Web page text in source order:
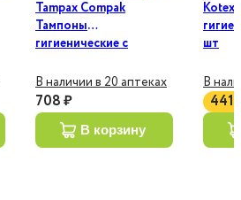
Tampax Compak
Тампоны
гигиенические с
шт
В наличии в 20 аптеках
708 ₽
в корзину
Kotex
шт
В
441